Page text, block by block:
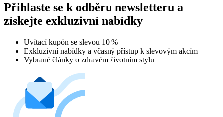
Přihlaste se k odběru newsletteru a
získejte exkluzivní nabídky
Uvítací kupón se slevou 10 %
Exkluzivní nabídky a včasný přístup k slevovým akcím
Vybrané články o zdravém životním stylu